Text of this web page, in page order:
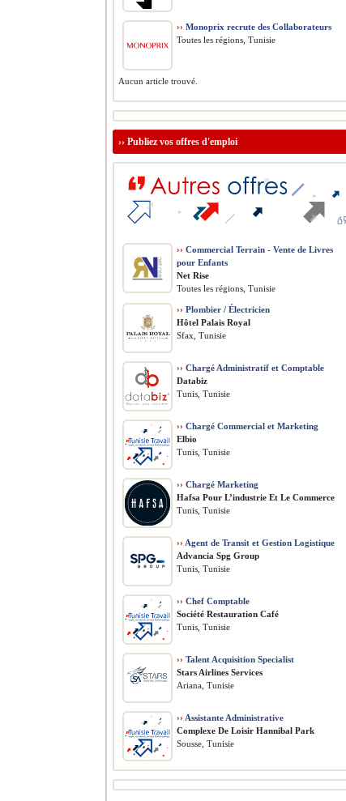
›› Monoprix recrute des Collaborateurs
Toutes les régions, Tunisie
Aucun article trouvé.
›› Publiez vos offres d'emploi
›› Commercial Terrain - Vente de Livres
pour Enfants
Net Rise
Toutes les régions, Tunisie
›› Plombier / Électricien
Hôtel Palais Royal
Sfax, Tunisie
›› Chargé Administratif et Comptable
Databiz
Tunis, Tunisie
›› Chargé Commercial et Marketing
Elbio
Tunis, Tunisie
›› Chargé Marketing
Hafsa Pour L’industrie Et Le Commerce
Tunis, Tunisie
›› Agent de Transit et Gestion Logistique
Advancia Spg Group
Tunis, Tunisie
›› Chef Comptable
Société Restauration Café
Tunis, Tunisie
›› Talent Acquisition Specialist
Stars Airlines Services
Ariana, Tunisie
›› Assistante Administrative
Complexe De Loisir Hannibal Park
Sousse, Tunisie